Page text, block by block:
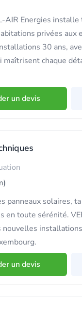
AIR Energies
privées aux
30 ans,
maîtrisent chaque
un devis
panneaux solaires,
en toute sérénité.
nouvelles
un devis